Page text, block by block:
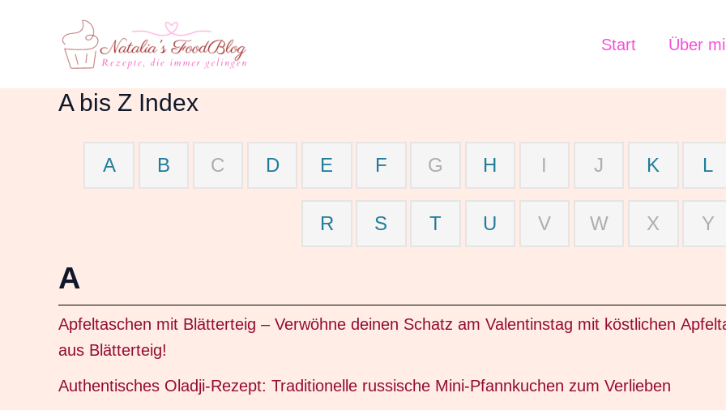
Start Über
A bis Z Index
A B C D E F G H I J K L
R S T U V W X Y
A
Apfeltaschen mit Blätterteig – Verwöhne deinen Schatz am Valentinstag mit köstlichen
aus Blätterteig!
Authentisches Oladji-Rezept: Traditionelle russische Mini-Pfannkuchen zum Verlieben